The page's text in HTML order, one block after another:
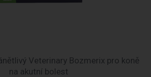
Veterinary Bozmerix pro koně
na akutní bolest